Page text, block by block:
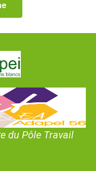
du Pôle Travail